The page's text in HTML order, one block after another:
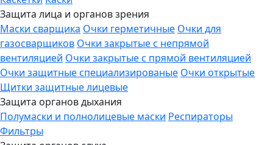
Защита лица и органов зрения
Маски сварщика Очки герметичные Очки для
газосварщиков Очки закрытые с непрямой
вентиляцией Очки закрытые с прямой вентиляцией
Очки защитные специализированые Очки открытые
Щитки защитные лицевые
Защита органов дыхания
Полумаски и полнолицевые маски Респираторы
Фильтры